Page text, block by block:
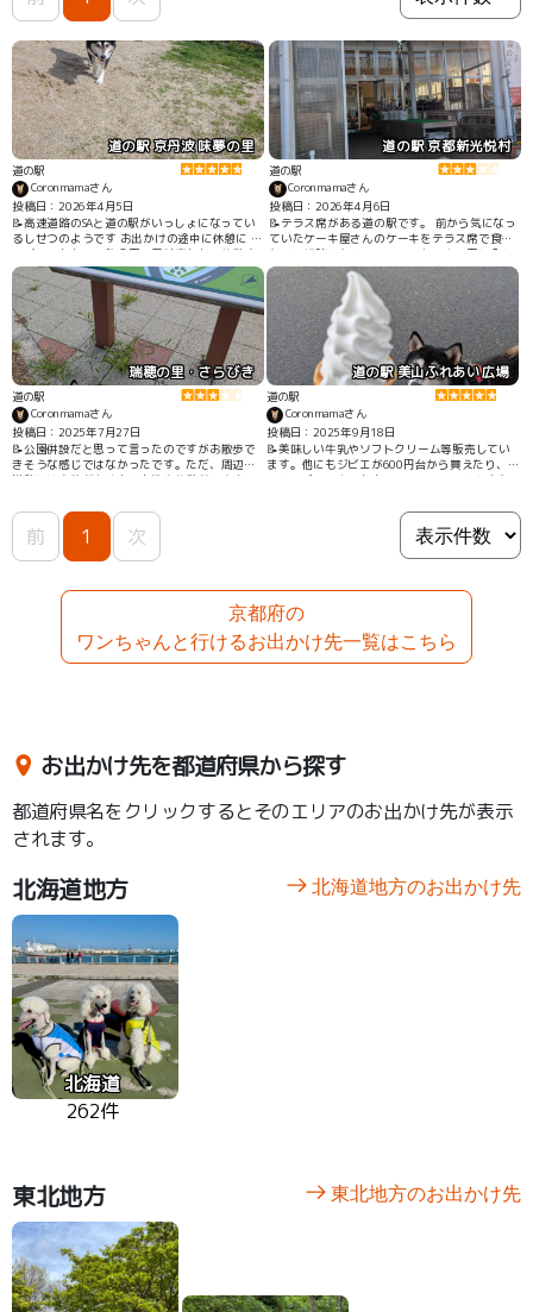
道の駅 京丹波 味夢の里
道の駅
Coronmamaさん
投稿日：2026年4月5日
📝高速道路のSAと道の駅がいっしょになってい
るしせつのようです お出かけの途中に休憩に ド
ッグランもあり、飲食用の屋外席もあり休憩す
るのにピッタリです
道の駅 京都新光悦村
道の駅
Coronmamaさん
投稿日：2026年4月6日
📝テラス席がある道の駅です。 前から気になっ
ていたケーキ屋さんのケーキをテラス席で食べ
たいと相談したところ、テイクアウト用に入れ
てくださり、外まで運んできていただけました
瑞穂の里・さらびき
道の駅
Coronmamaさん
投稿日：2025年7月27日
📝公園併設だと思って言ったのですがお散歩で
きそうな感じではなかったです。ただ、周辺の
道路には木陰が多く少しお散歩休憩ができまし
えは多くお得にお買い物できました
道の駅 美山ふれあい広場
道の駅
Coronmamaさん
投稿日：2025年9月18日
📝美味しい牛乳やソフトクリーム等販売してい
ます。他にもジビエが600円台から買えたり、
わんこジャーキーも売ってるのでこの辺に来た
前 1 次
京都府の
ワンちゃんと行けるお出かけ先一覧はこちら
お出かけ先を都道府県から探す
都道府県名をクリックするとそのエリアのお出かけ先が表示
されます。
北海道地方 北海道地方のお出かけ先
北海道
262件
東北地方 東北地方のお出かけ先